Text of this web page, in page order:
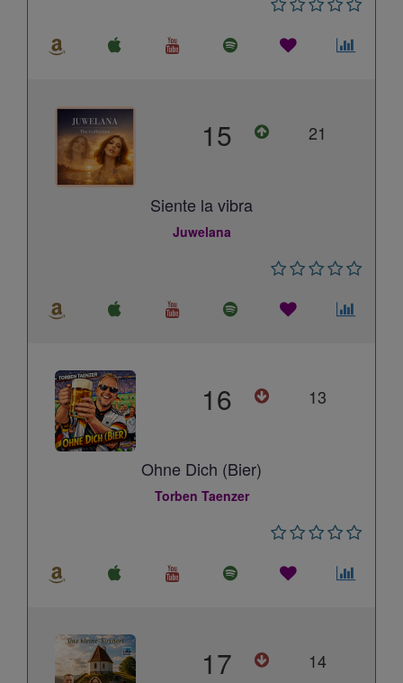
15 21
Siente la vibra
Juwelana
16 13
Ohne Dich (Bier)
Torben Taenzer
17 14